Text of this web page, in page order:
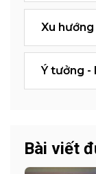
Xu
Ý tưởng -
Bài viết